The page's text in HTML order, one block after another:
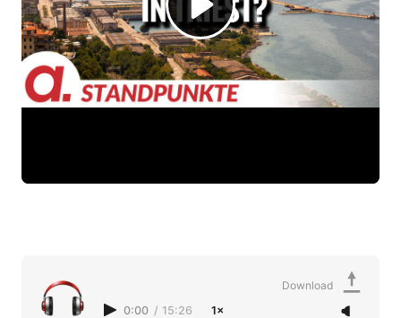
0:00 / 15:26 1×
Download